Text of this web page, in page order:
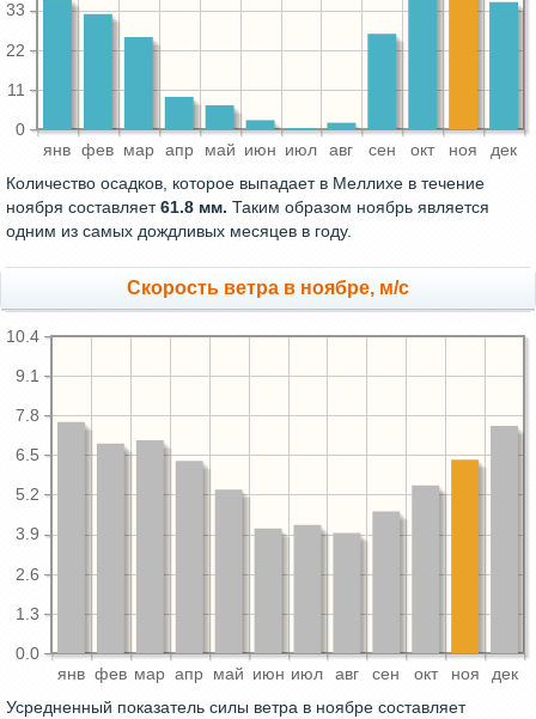
янв фев мар апр май июн июл авг сен окт ноя дек
0
11
22
33
Количество осадков, которое выпадает в Меллихе в течение
ноября составляет61.8 мм. Таким образом ноябрь является
одним из самых дождливых месяцев в году.
Скорость ветра в ноябре, м/с
янв фев мар апр май июн июл авг сен окт ноя дек
0.0
1.3
2.6
3.9
5.2
6.5
7.8
9.1
10.4
Усредненный показатель силы ветра в ноябре составляет